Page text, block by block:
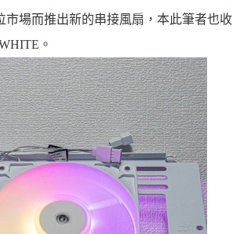
場而推出新的串接風扇，本此筆者也收
。